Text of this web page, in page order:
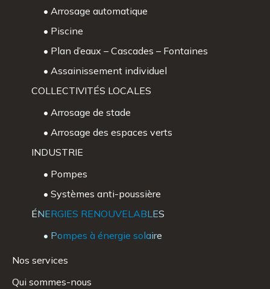
• Arrosage automatique
• Piscine
• Plan d’eaux – Cascades – Fontaines
• Assainissement individuel
COLLECTIVITÉS LOCALES
• Arrosage de stade
• Arrosage des espaces verts
INDUSTRIE
• Pompes
• Systèmes anti-poussière
ÉNERGIES RENOUVELABLES
• Pompes à énergie solaire
Nos services
Qui sommes-nous